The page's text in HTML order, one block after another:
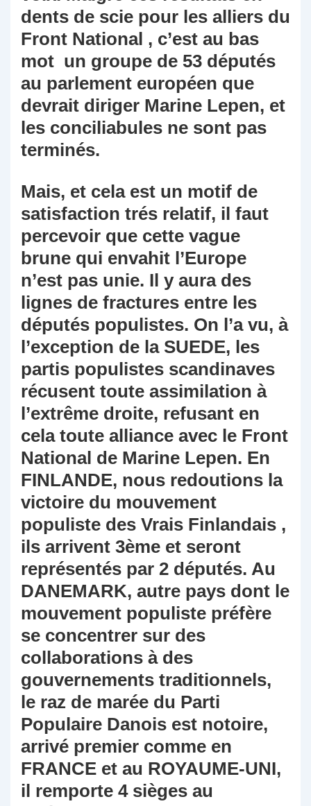
dents de scie pour les alliers du
Front National , c’est au bas
mot un groupe de 53 députés
au parlement européen que
devrait diriger Marine Lepen, et
les conciliabules ne sont pas
terminés.
Mais, et cela est un motif de
satisfaction trés relatif, il faut
percevoir que cette vague
brune qui envahit l’Europe
n’est pas unie. Il y aura des
lignes de fractures entre les
députés populistes. On l’a vu, à
l’exception de la SUEDE, les
partis populistes scandinaves
récusent toute assimilation à
l’extrême droite, refusant en
cela toute alliance avec le Front
National de Marine Lepen. En
FINLANDE, nous redoutions la
victoire du mouvement
populiste des Vrais Finlandais ,
ils arrivent 3ème et seront
représentés par 2 députés. Au
DANEMARK, autre pays dont le
mouvement populiste préfère
se concentrer sur des
collaborations à des
gouvernements traditionnels,
le raz de marée du Parti
Populaire Danois est notoire,
arrivé premier comme en
FRANCE et au ROYAUME-UNI,
il remporte 4 sièges au